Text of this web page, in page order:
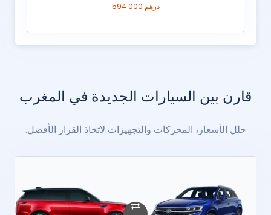
594 000 درهم
قارن بين السيارات الجديدة في المغرب
حلل الأسعار، المحركات والتجهيزات لاتخاذ القرار الأفضل.